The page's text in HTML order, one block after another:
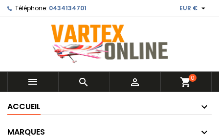
Téléphone: 0434134701 EUR € 
   shopping_cart0
ACCUEIL
MARQUES